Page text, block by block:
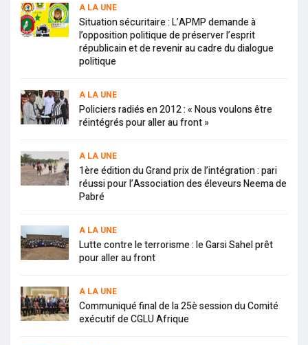
A LA UNE
Situation sécuritaire : L’APMP demande à
l’opposition politique de préserver l’esprit
républicain et de revenir au cadre du dialogue
politique
A LA UNE
Policiers radiés en 2012 : « Nous voulons être
réintégrés pour aller au front »
A LA UNE
1ère édition du Grand prix de l’intégration : pari
réussi pour l’Association des éleveurs Neema de
Pabré
A LA UNE
Lutte contre le terrorisme : le Garsi Sahel prêt
pour aller au front
A LA UNE
Communiqué final de la 25è session du Comité
exécutif de CGLU Afrique